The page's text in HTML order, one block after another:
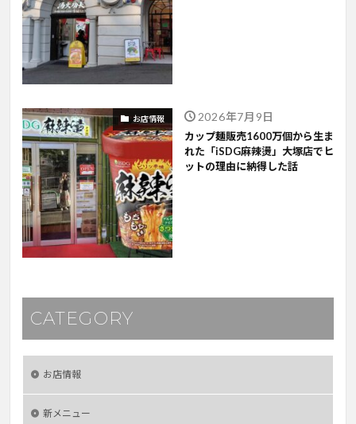
お店情報 2026年7月9日
カップ麺販売1600万個から生ま
れた「iSDG麻辣燙」大塚店でヒ
ットの理由に納得した話
CATEGORY
お店情報
新メニュー